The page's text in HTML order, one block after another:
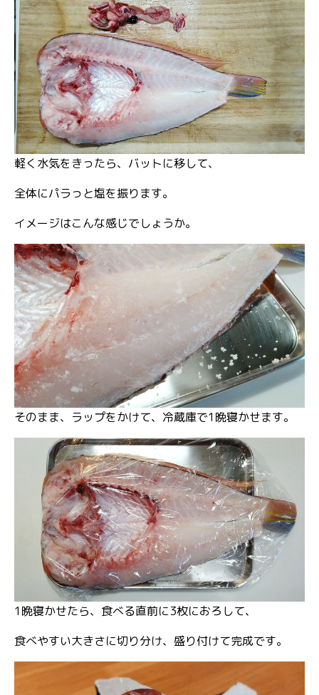
軽く水気をきったら、バットに移して、
全体にパラっと塩を振ります。
イメージはこんな感じでしょうか。
そのまま、ラップをかけて、冷蔵庫で1晩寝かせます。
1晩寝かせたら、食べる直前に3枚におろして、
食べやすい大きさに切り分け、盛り付けて完成です。